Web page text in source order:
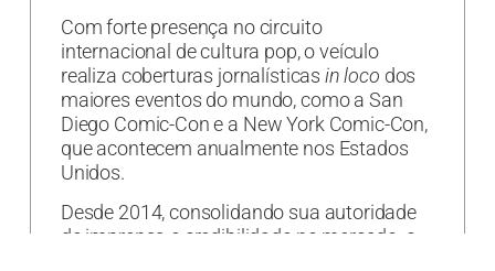
Com forte presença no circuito
internacional de cultura pop, o veículo
realiza coberturas jornalísticas in loco dos
maiores eventos do mundo, como a San
Diego Comic-Con e a New York Comic-Con,
que acontecem anualmente nos Estados
Unidos.
Desde 2014, consolidando sua autoridade
de imprensa e credibilidade no mercado, o